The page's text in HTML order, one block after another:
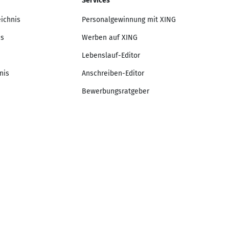
Personalgewinnung mit XING
Werben auf XING
Lebenslauf-Editor
Anschreiben-Editor
Bewerbungsratgeber